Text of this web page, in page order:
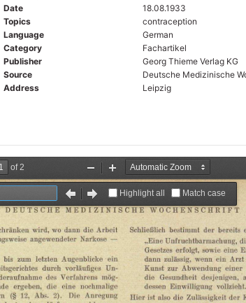
Date
18.08.1933
Topics
contraception
Language
German
Category
Fachartikel
Publisher
Georg Thieme Verlag KG
Source
Deutsche Medizinische
Address
Leipzig